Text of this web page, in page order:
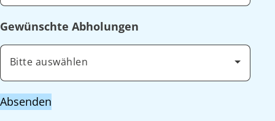
Gewünschte Abholungen
Bitte auswählen
Absenden